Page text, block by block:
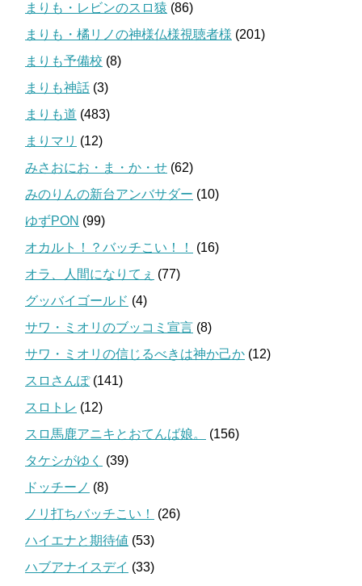
まりも・レビンのスロ猿 (86)
まりも・橘リノの神様仏様視聴者様 (201)
まりも予備校 (8)
まりも神話 (3)
まりも道 (483)
まりマリ (12)
みさおにお・ま・か・せ (62)
みのりんの新台アンバサダー (10)
ゆずPON (99)
オカルト！？バッチこい！！
(16)
オラ、人間になりてぇ (77)
グッバイゴールド (4)
サワ・ミオリのブッコミ宣言 (8)
サワ・ミオリの信じるべきは神か己か (12)
スロさんぽ(141)
スロトレ (12)
スロ馬鹿アニキとおてんば娘。
(156)
タケシがゆく
(39)
ドッチーノ (8)
ノリ打ちバッチこい！
(26)
ハイエナと期待値 (53)
ハブアナイスデイ (33)